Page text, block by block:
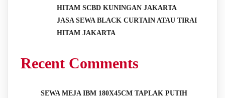
HITAM SCBD KUNINGAN JAKARTA
JASA SEWA BLACK CURTAIN ATAU TIRAI
HITAM JAKARTA
Recent Comments
SEWA MEJA IBM 180X45CM TAPLAK PUTIH